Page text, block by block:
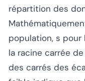
répartition des
population, s pour
la racine carrée
des carrés des